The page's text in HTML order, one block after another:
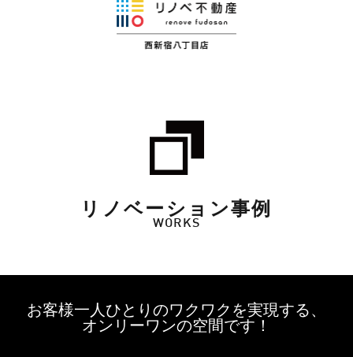
リノベーション事例
WORKS
お客様一人ひとりのワクワクを実現する、
オンリーワンの空間です！